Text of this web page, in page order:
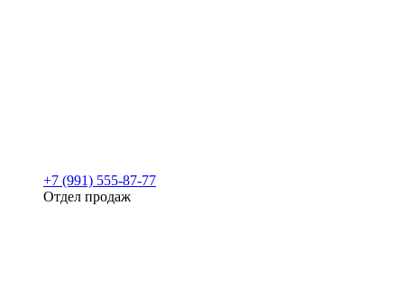
+7 (991) 555-87-77
Отдел продаж